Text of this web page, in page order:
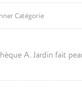
A. Jardin fait